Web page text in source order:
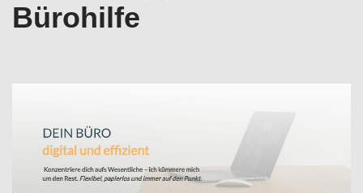
Bürohilfe
digitale Bürodienstleistungen oder ✓Office-Support,
Virtuelle Assistenz, Buchhaltungsservice ,